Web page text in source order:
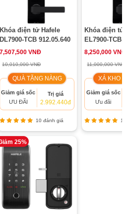
Khóa điện tử Hafele
DL7900-TCB 912.05.640
7,507,500 VNĐ
10,010,000 VNĐ
QUÀ TẶNG NÀNG
Giảm giá sốc
ƯU ĐÃI
Trị giá
2.992.440đ
10 đánh giá
Khóa điện tử
EL7900-TCB
8,250,000 VNĐ
11,000,000 VNĐ
XẢ KHO
Giảm giá sốc
Ưu đãi
25%